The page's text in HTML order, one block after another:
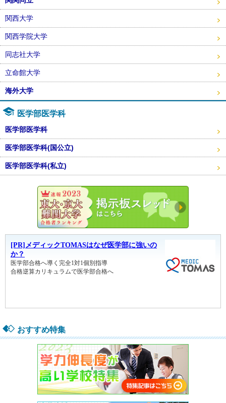
関西大学
関西学院大学
同志社大学
立命館大学
海外大学
医学部医学科
医学部医学科
医学部医学科(国公立)
医学部医学科(私立)
おすすめ特集